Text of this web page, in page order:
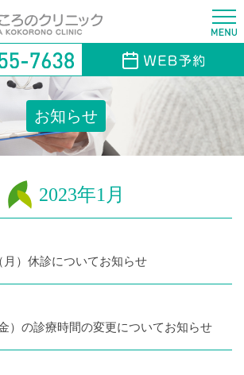
お知らせ
2023年1月
月）休診についてお知らせ
）の診療時間の変更についてお知らせ